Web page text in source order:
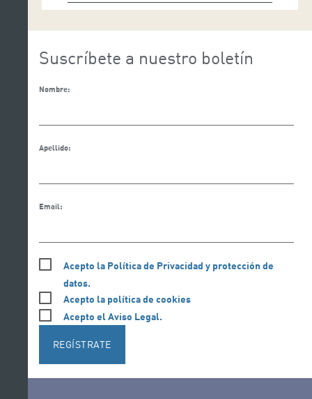
Suscríbete a nuestro boletín
Nombre:
Apellido:
Email:
Acepto la Política de Privacidad y protección de
datos.
Acepto la política de cookies
Acepto el Aviso Legal.
REGÍSTRATE